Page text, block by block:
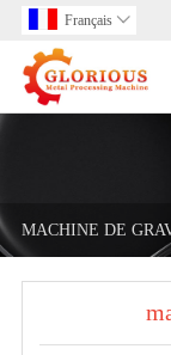
Français 
MACHINE DE